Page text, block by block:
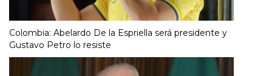
Colombia: Abelardo De la Espriella será presidente y
Gustavo Petro lo resiste